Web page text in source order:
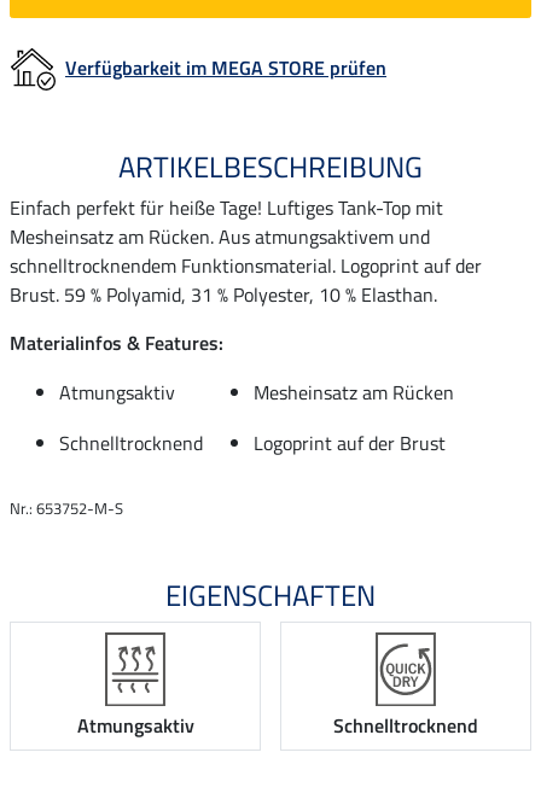
Verfügbarkeit im MEGA STORE prüfen
ARTIKELBESCHREIBUNG
Einfach perfekt für heiße Tage! Luftiges Tank-Top mit
Mesheinsatz am Rücken. Aus atmungsaktivem und
schnelltrocknendem Funktionsmaterial. Logoprint auf der
Brust. 59 % Polyamid, 31 % Polyester, 10 % Elasthan.
Materialinfos & Features:
Atmungsaktiv
Mesheinsatz am Rücken
Schnelltrocknend
Logoprint auf der Brust
Nr.: 653752-M-S
EIGENSCHAFTEN
Atmungsaktiv Schnelltrocknend